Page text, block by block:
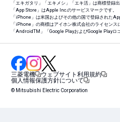
「エキガタリ」「エキメシ」「エキ活」は商標登録出
「App Store」はApple Inc.のサービスマークです。
「iPhone」は米国およびその他の国で登録された
「iPhone」の商標はアイホン株式会社のライセンス
「AndroidTM 」「Google PlayおよびGoogle Playロ
三菱電機
ウェブサイト利用規約
個人情報保護方針について
© Mitsubishi Electric Corporation